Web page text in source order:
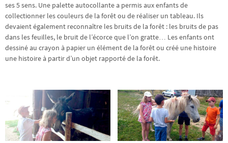
ses 5 sens. Une palette autocollante a permis aux enfants de
collectionner les couleurs de la forêt ou de réaliser un tableau. Ils
devaient également reconnaître les bruits de la forêt : les bruits de pas
dans les feuilles, le bruit de l’écorce que l’on gratte… Les enfants ont
dessiné au crayon à papier un élément de la forêt ou créé une histoire
une histoire à partir d’un objet rapporté de la forêt.